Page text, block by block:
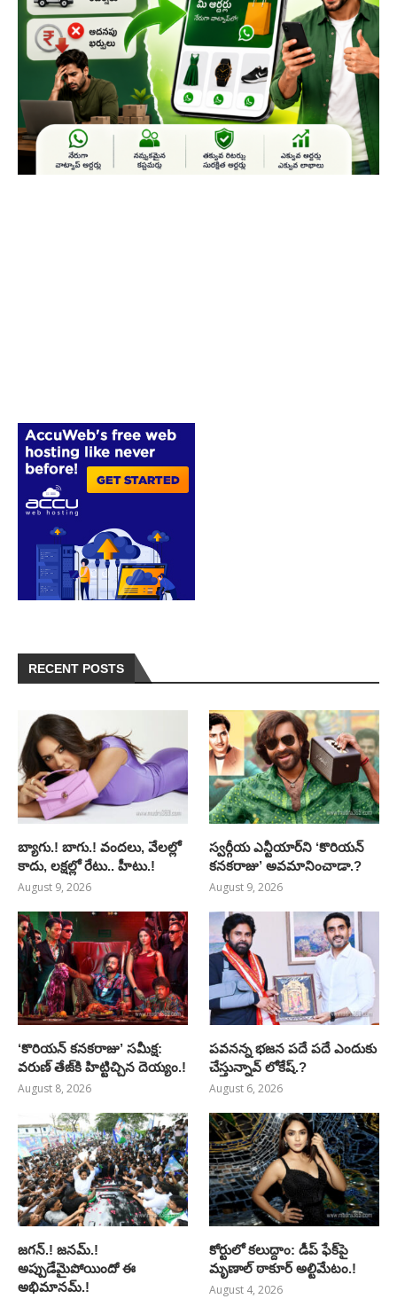
RECENT POSTS
బ్యాగు.! బాగు.! వందలు, వేలల్లో
కాదు, లక్షల్లో రేటు.. హీటు.!
August 9, 2026
స్వర్గీయ ఎన్టీయార్‌ని ‘కొరియన్
కనకరాజు’ అవమానించాడా.?
August 9, 2026
‘కొరియన్ కనకరాజు’ సమీక్ష:
వరుణ్ తేజ్‌కి హిట్టిచ్చిన దెయ్యం.!
August 8, 2026
పవనన్న భజన పదే పదే ఎందుకు
చేస్తున్నావ్ లోకేష్.?
August 6, 2026
జగన్.! జనమ్.!
అప్పుడేమైపోయిందో ఈ
అభిమానమ్.!
కోర్టులో కలుద్దాం: డీప్ ఫేక్‌పై
మృణాల్ ఠాకూర్ అల్టిమేటం.!
August 4, 2026